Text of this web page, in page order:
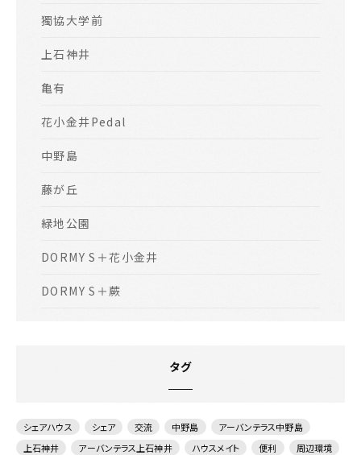
獨協大学前
上石神井
亀有
花小金井Pedal
中野島
藤が丘
緑地公園
DORMY S＋花小金井
DORMY S＋蕨
タグ
シェアハウス シェア 交流 中野島
アーバンテラス中野島
上石神井
アーバンテラス上石神井 ハウスメイト 便利
周辺環境